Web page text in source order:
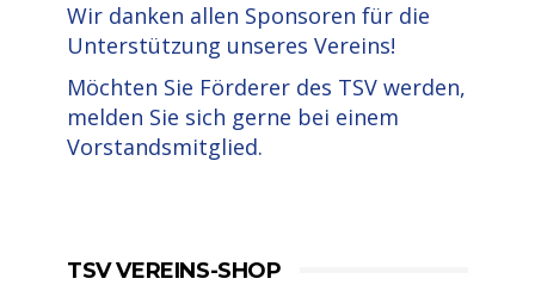
Wir danken allen Sponsoren für die
Unterstützung unseres Vereins!
Möchten Sie Förderer des TSV werden,
melden Sie sich gerne bei einem
Vorstandsmitglied.
TSV VEREINS-SHOP